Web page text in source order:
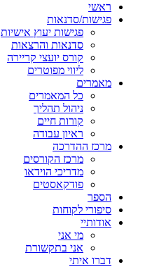
ראשי
פגישות/סדנאות
פגישות יעוץ אישיות
סדנאות והרצאות
קורס יועצי קריירה
ליווי מפוטרים
מאמרים
כל המאמרים
ניהול תהליך
קורות חיים
ראיון עבודה
מרכז ההדרכה
מרכז הקורסים
מדריכי הוידאו
פודקאסטים
הספר
סיפורי לקוחות
אודותיי
מי אני
אני בתקשורת
דברו איתי